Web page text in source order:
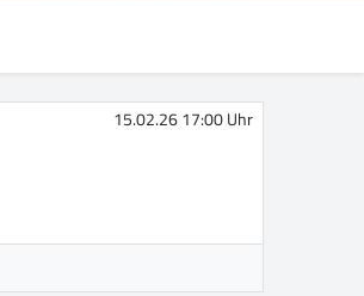
15.02.26 17:00 Uhr